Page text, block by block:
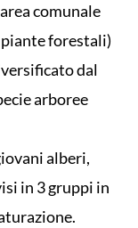
comunale
forestali)
dal
arboree
alberi,
in 3 gruppi in